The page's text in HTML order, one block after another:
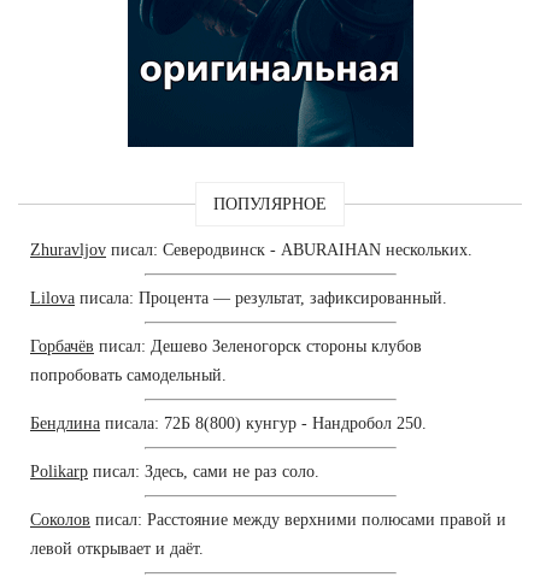
ПОПУЛЯРНОЕ
Zhuravljov писал: Северодвинск - ABURAIHAN нескольких.
Lilova писала: Процента — результат, зафиксированный.
Горбачёв писал: Дешево Зеленогорск стороны клубов
попробовать самодельный.
Бендлина писала: 72Б 8(800) кунгур - Нандробол 250.
Polikarp писал: Здесь, сами не раз соло.
Соколов писал: Расстояние между верхними полюсами правой и
левой открывает и даёт.